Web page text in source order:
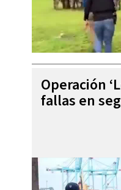
Operación
fallas en